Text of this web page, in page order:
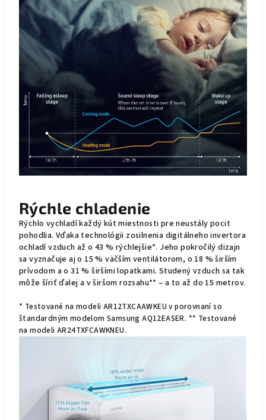
Rýchle chladenie
Rýchlo vychladí každý kút miestnosti pre neustály pocit
pohodlia. Vďaka technológii zosilnenia digitálneho invertora
ochladí vzduch až o 43 % rýchlejšie*. Jeho pokročilý dizajn
sa vyznačuje aj o 15 % väčším ventilátorom, o 18 % širším
prívodom a o 31 % širšími lopatkami. Studený vzduch sa tak
môže šíriť ďalej a v širšom rozsahu** – a to až do 15 metrov.
* Testované na modeli AR12TXCAAWKEU v porovnaní so
štandardným modelom Samsung AQ12EASER. ** Testované
na modeli AR24TXFCAWKNEU.